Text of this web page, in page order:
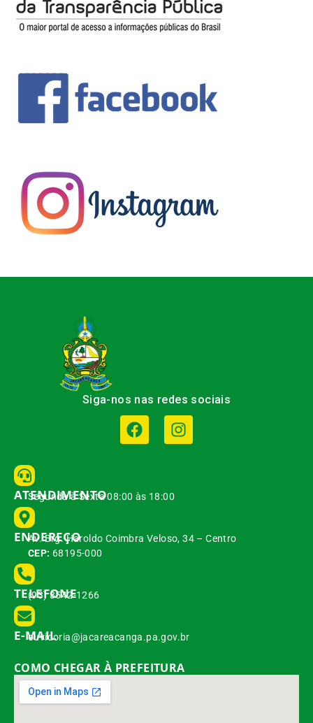
Siga-nos nas redes sociais
ATENDIMENTO
Segunda à Sexta 08:00 às 18:00
ENDEREÇO
Av. Brg. Haroldo Coimbra Veloso, 34 – Centro
CEP: 68195-000
TELEFONE
(93) 3542-1266
E-MAIL
ouvidoria@jacareacanga.pa.gov.br
COMO CHEGAR À PREFEITURA